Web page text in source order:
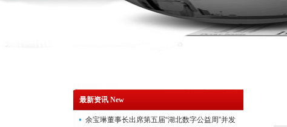
最新资讯 New
余宝琳董事长出席第五届“湖北数字公益周”并发